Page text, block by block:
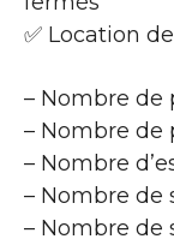
✅ Location
– Nombre de
– Nombre de
– Nombre
– Nombre de
– Nombre de